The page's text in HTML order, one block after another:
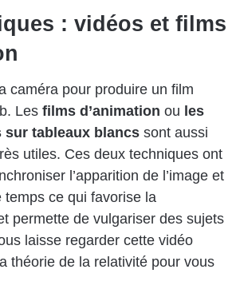
: vidéos et films
caméra pour produire un film
Les films d’animation ou les
sur tableaux blancs sont aussi
utiles. Ces deux techniques ont
l’apparition de l’image et
temps ce qui favorise la
permette de vulgariser des sujets
laisse regarder cette vidéo
théorie de la relativité pour vous